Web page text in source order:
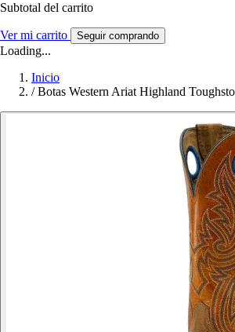
Subtotal del carrito
Ver mi carrito Seguir comprando
Loading...
Inicio
/ Botas Western Ariat Highland